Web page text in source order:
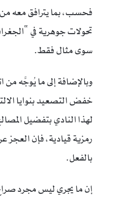
فحسب، بما يترافق معه من
تحولات جوهرية في
سوى مثال فقط.
وبالإضافة إلى ما يُوجَّه من
خفض التصعيد بنوايا
لهذا النادي بتفضيل
رمزية قيادية، فإن
بالفعل.
إن ما يجري ليس مجرد